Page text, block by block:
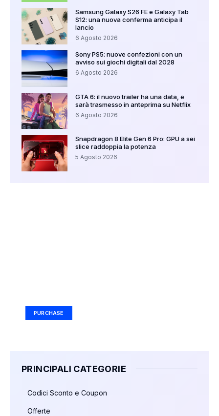
Samsung Galaxy S26 FE e Galaxy Tab
S12: una nuova conferma anticipa il
lancio
6 Agosto 2026
Sony PS5: nuove confezioni con un
avviso sui giochi digitali dal 2028
6 Agosto 2026
GTA 6: il nuovo trailer ha una data, e
sarà trasmesso in anteprima su Netflix
6 Agosto 2026
Snapdragon 8 Elite Gen 6 Pro: GPU a sei
slice raddoppia la potenza
5 Agosto 2026
PURCHASE
PRINCIPALI CATEGORIE
Codici Sconto e Coupon
Offerte